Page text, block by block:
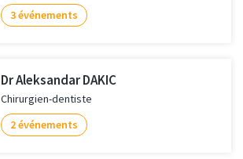
3 événements
Dr Aleksandar DAKIC
Chirurgien-dentiste
2 événements